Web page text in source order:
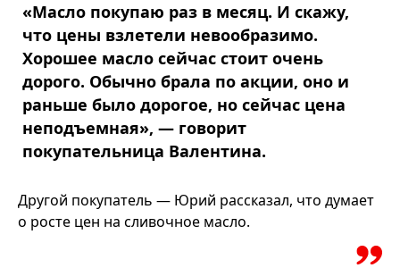
«Масло покупаю раз в месяц. И скажу,
что цены взлетели невообразимо.
Хорошее масло сейчас стоит очень
дорого. Обычно брала по акции, оно и
раньше было дорогое, но сейчас цена
неподъемная», — говорит
покупательница Валентина.
Другой покупатель — Юрий рассказал, что думает
о росте цен на сливочное масло.